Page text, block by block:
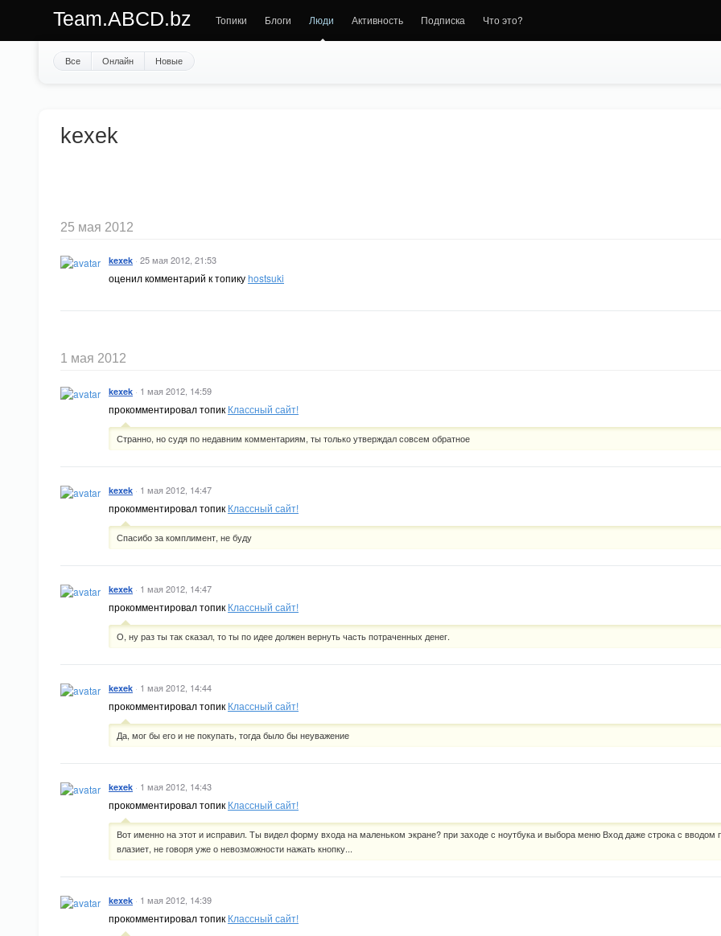
Team.ABCD.bz Топики Блоги Люди Активность Подписка Что это?
Все Онлайн Новые
kexek
25 мая 2012
kexek · 25 мая 2012, 21:53
оценил комментарий к топикуhostsuki
1 мая 2012
kexek · 1 мая 2012, 14:59
прокомментировал топик Классный сайт!
Странно, но судя по недавним комментариям, ты только утверждал совсем обратное
kexek · 1 мая 2012, 14:47
прокомментировал топик Классный сайт!
Спасибо за комплимент, не буду
kexek · 1 мая 2012, 14:47
прокомментировал топик Классный сайт!
О, ну раз ты так сказал, то ты по идее должен вернуть часть потраченных денег.
kexek · 1 мая 2012, 14:44
прокомментировал топик Классный сайт!
Да, мог бы его и не покупать, тогда было бы неуважение
kexek · 1 мая 2012, 14:43
прокомментировал топик Классный сайт!
Вот именно на этот и исправил. Ты видел форму входа на маленьком экране? при заходе с ноутбука и выбора меню Вход даже строка с вводом
влазиет, не говоря уже о невозможности нажать кнопку...
kexek · 1 мая 2012, 14:39
прокомментировал топик Классный сайт!